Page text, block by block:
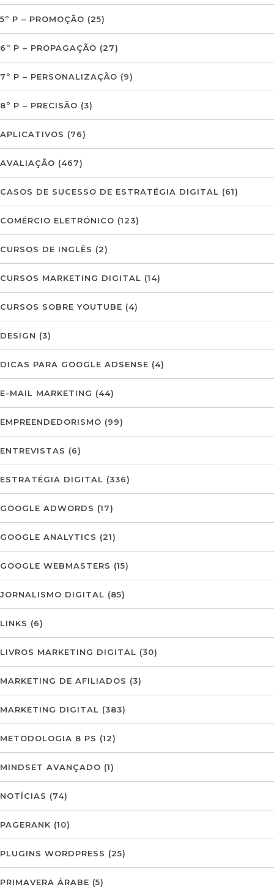
5º P – PROMOÇÃO (25)
6º P – PROPAGAÇÃO (27)
7º P – PERSONALIZAÇÃO (9)
8º P – PRECISÃO (3)
APLICATIVOS (76)
AVALIAÇÃO (467)
CASOS DE SUCESSO DE ESTRATÉGIA DIGITAL (61)
COMÉRCIO ELETRÓNICO (123)
CURSOS DE INGLÊS (2)
CURSOS MARKETING DIGITAL (14)
CURSOS SOBRE YOUTUBE (4)
DESIGN (3)
DICAS PARA GOOGLE ADSENSE (4)
E-MAIL MARKETING (44)
EMPREENDEDORISMO (99)
ENTREVISTAS (6)
ESTRATÉGIA DIGITAL (336)
GOOGLE ADWORDS (17)
GOOGLE ANALYTICS (21)
GOOGLE WEBMASTERS (15)
JORNALISMO DIGITAL (85)
LINKS (6)
LIVROS MARKETING DIGITAL (30)
MARKETING DE AFILIADOS (3)
MARKETING DIGITAL (383)
METODOLOGIA 8 PS (12)
MINDSET AVANÇADO (1)
NOTÍCIAS (74)
PAGERANK (10)
PLUGINS WORDPRESS (25)
PRIMAVERA ÁRABE (5)